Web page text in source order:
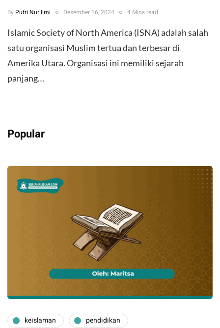
By Putri Nur Ilmi Desember 16, 2024 4 Mins read
Islamic Society of North America (ISNA) adalah salah
satu organisasi Muslim tertua dan terbesar di
Amerika Utara. Organisasi ini memiliki sejarah
panjang…
Popular
keislaman pendidikan